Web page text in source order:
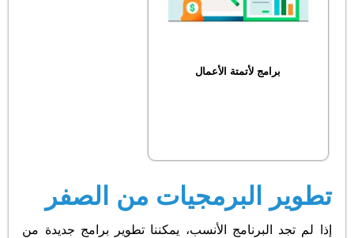
برامج لأتمتة الأعمال
تطوير البرمجيات من الصفر
إذا لم تجد البرنامج الأنسب، يمكننا تطوير برامج جديدة من